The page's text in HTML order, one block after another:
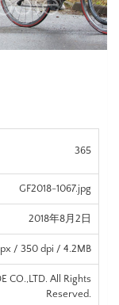
365
GF2018-1067.jpg
2018年8月2日
px / 350 dpi / 4.2MB
CO.,LTD. All Rights
Reserved.